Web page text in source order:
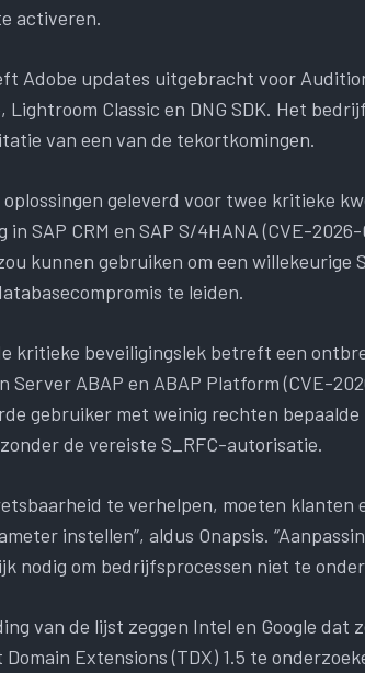
activeren.
Adobe updates uitgebracht voor
Lightroom Classic en DNG SDK. Het
van een van de tekortkomingen.
geleverd voor twee kritieke
in SAP CRM en SAP S/4HANA (CVE-
kunnen gebruiken om een
te leiden.
kritieke beveiligingslek betreft een
Server ABAP en ABAP Platform (CVE-
gebruiker met weinig rechten
de vereiste S_RFC-autorisatie.
te verhelpen, moeten
instellen”, aldus Onapsis.
nodig om bedrijfsprocessen niet te
van de lijst zeggen Intel en Google dat
Extensions (TDX) 1.5 te